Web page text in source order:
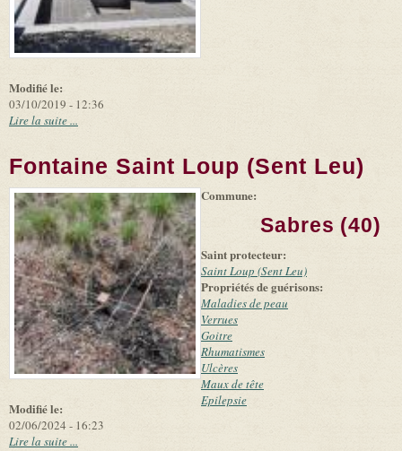
Modifié le:
03/10/2019 - 12:36
Lire la suite ...
Fontaine Saint Loup (Sent Leu)
Leaflet (link is
|
Tiles
(link is
external)
©
Microsoft
and
suppliers
Modifié le:
02/06/2024 - 16:23
Commune:
Sabres (40)
Saint protecteur:
Saint Loup (Sent Leu)
Propriétés de guérisons:
Maladies de peau
Verrues
Goitre
Rhumatismes
Ulcères
Maux de tête
Epilepsie
Lire la suite ...